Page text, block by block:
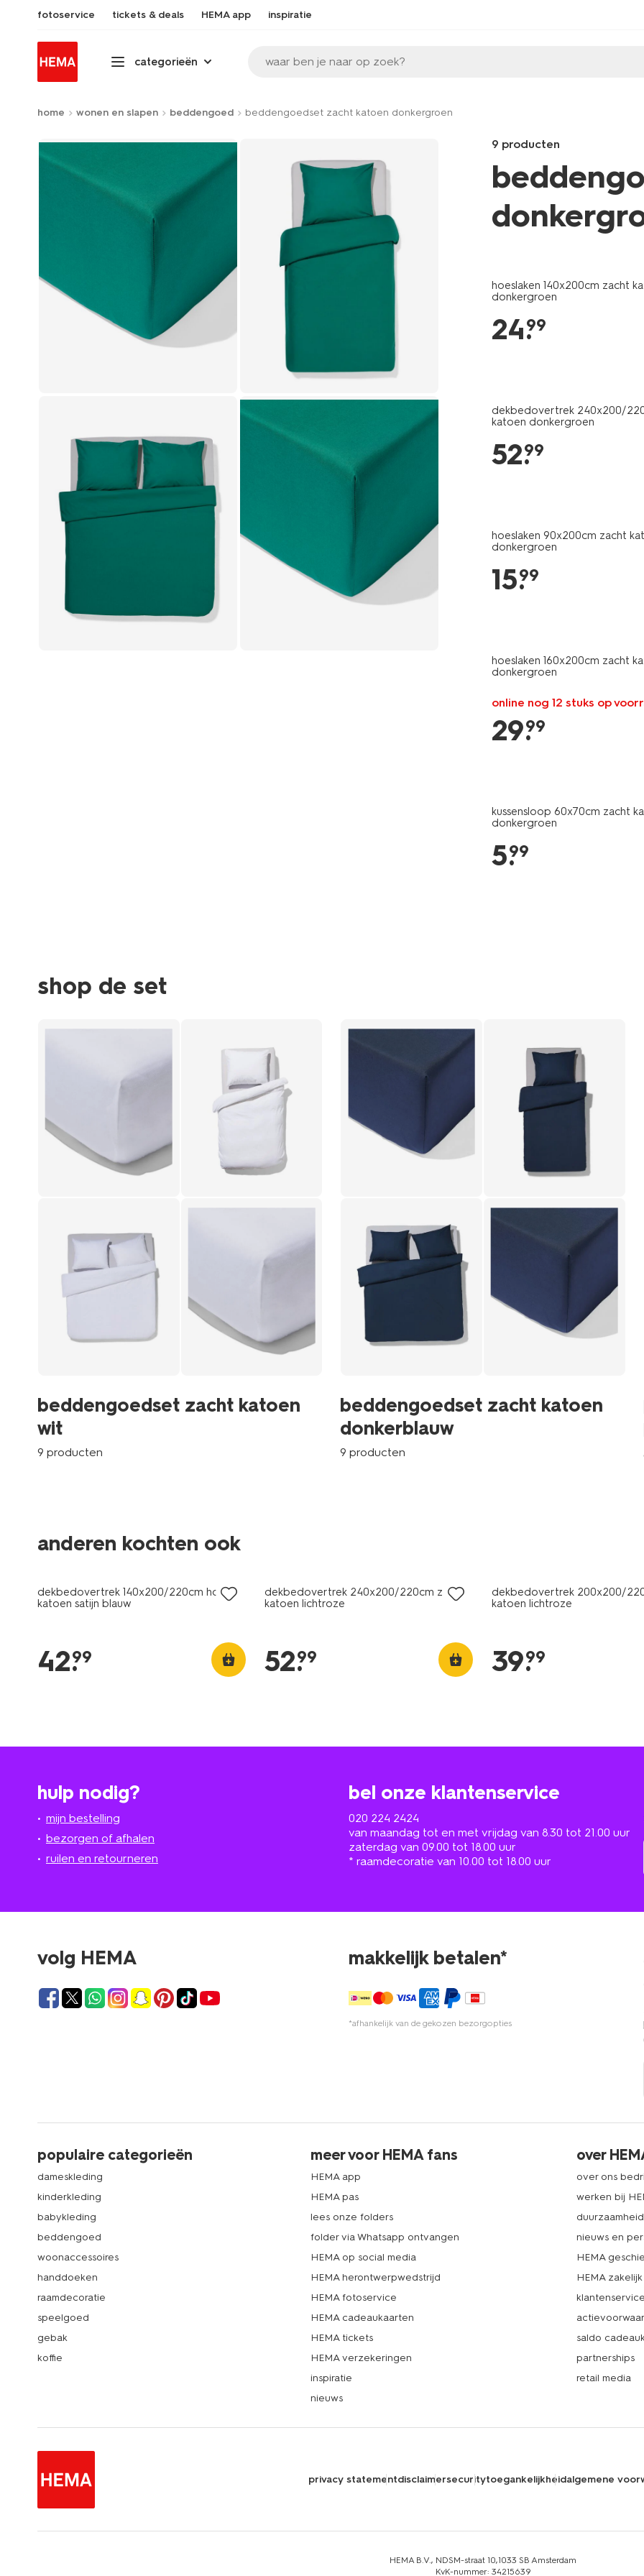
fotoservice tickets & deals HEMA app inspiratie
categorieën waar ben je naar op zoek?
home wonen en slapen beddengoed beddengoedset zacht katoen donkergroen
Product-
set
9 producten
slapen/slapen/kussenslopen/
60x70cm-
zacht-
katoen-
donkergroen-
hoeslaken 140x200cm zacht
donkergroen
24.
99
dekbedovertrek 240x200/
katoen donkergroen
52.
99
hoeslaken 90x200cm zacht
donkergroen
15.
99
hoeslaken 160x200cm zacht
donkergroen
online nog 12 stuks op
29.
99
kussensloop 60x70cm zacht
donkergroen
5.
99
shop de set
beddengoedset zacht katoen
wit
9 producten
beddengoedset zacht katoen
donkerblauw
9 producten
anderen kochten ook
30% korting
met je HEMA pas
dekbedovertrek 140x200/220cm hotel
katoen satijn blauw
42.
99
dekbedovertrek 240x200/220cm zacht
katoen lichtroze
52.
99
dekbedovertrek 200x200/
katoen lichtroze
39.
99
hulp nodig?
mijn bestelling
bezorgen of afhalen
ruilen en retourneren
bel onze klantenservice
020 224 2424
van maandag tot en met vrijdag van 8.30 tot 21.00 uur
zaterdag van 09.00 tot 18.00 uur
* raamdecoratie van 10.00 tot 18.00 uur
volg HEMA makkelijk betalen*
*afhankelijk van de gekozen bezorgopties
populaire categorieën
dameskleding
kinderkleding
babykleding
beddengoed
woonaccessoires
handdoeken
raamdecoratie
speelgoed
gebak
koffie
meer voor HEMA fans
HEMA app
HEMA pas
lees onze folders
folder via Whatsapp ontvangen
HEMA op social media
HEMA herontwerpwedstrijd
HEMA fotoservice
HEMA cadeaukaarten
HEMA tickets
HEMA verzekeringen
inspiratie
nieuws
over
over ons
werken bij
duurzaamheid
nieuws en
HEMA
HEMA zakelijk
klantenservice
saldo
partnerships
retail media
privacy statementdisclaimersecuritytoegankelijkheidalgemene
HEMA B.V., NDSM-straat 10,1033 SB Amsterdam
KvK-nummer: 34215639